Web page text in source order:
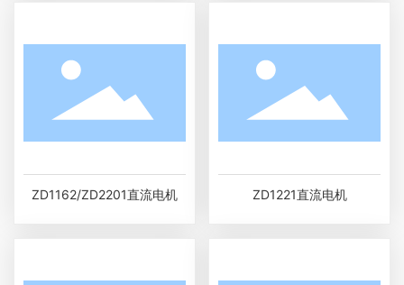
ZD1162/ZD2201直流电机 ZD1221直流电机